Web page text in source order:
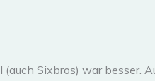
Sixbros) war